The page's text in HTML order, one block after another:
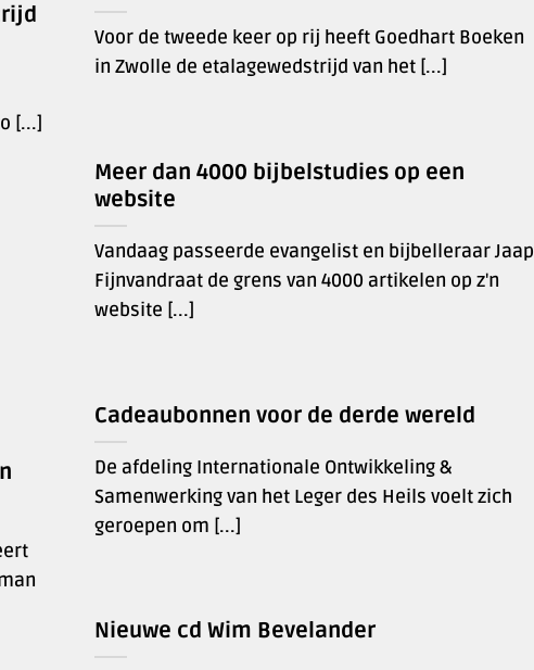
Voor de tweede keer op rij heeft Goedhart Boeken
in Zwolle de etalagewedstrijd van het [...]
[...]
Meer dan 4000 bijbelstudies op een
website
Vandaag passeerde evangelist en bijbelleraar Jaap
Fijnvandraat de grens van 4000 artikelen op z'n
website [...]
Cadeaubonnen voor de derde wereld
De afdeling Internationale Ontwikkeling &
Samenwerking van het Leger des Heils voelt zich
geroepen om [...]
Nieuwe cd Wim Bevelander